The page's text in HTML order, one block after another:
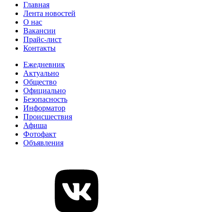
Главная
Лента новостей
О нас
Вакансии
Прайс-лист
Контакты
Ежедневник
Актуально
Общество
Официально
Безопасность
Информатор
Происшествия
Афиша
Фотофакт
Объявления